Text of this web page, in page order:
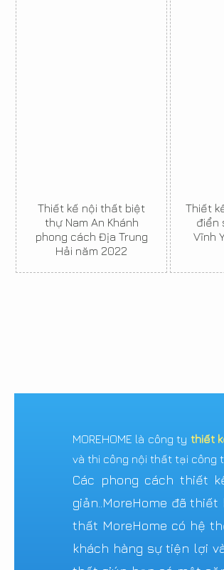
Thiết kế nội thất biệt
thự Nam An Khánh
phong cách Địa Trung
Hải năm 2022
Thiết
điển
Vĩnh
MOREHOME là công ty thiết
và thi công nội thất tại công
Các phong cách thiết
giản..MoreHome đã
thất MoreHome có hệ
khách hàng sự tiện lợi